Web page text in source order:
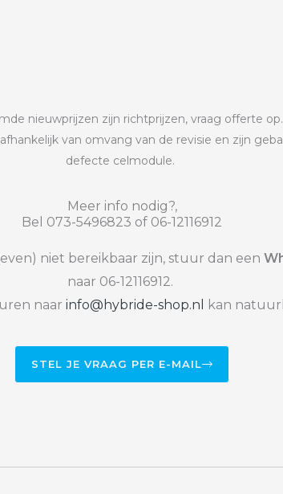
nieuwprijzen zijn richtprijzen, vraag offerte op.
van omvang van de revisie en zijn
defecte celmodule.
Meer info nodig?,
Bel 073-5496823 of 06-12116912
niet bereikbaar zijn, stuur dan een
naar 06-12116912.
naar info@hybride-shop.nl kan
STEL JE VRAAG PER E-MAIL